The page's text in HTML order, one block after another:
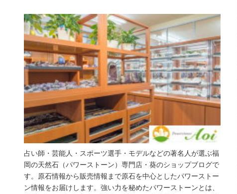
占い師・芸能人・スポーツ選手・モデルなどの著名人が選ぶ福
岡の天然石（パワーストーン）専門店・葵のショップブログで
す。原石情報から販売情報まで原石を中心としたパワーストー
ン情報をお届けします。強い力を秘めたパワーストーンとは、